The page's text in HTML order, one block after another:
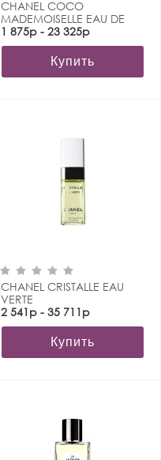
CHANEL COCO
MADEMOISELLE EAU DE
TOILETTE
1 875р - 23 325р
Купить
CHANEL CRISTALLE EAU
VERTE
2 541р - 35 711р
Купить